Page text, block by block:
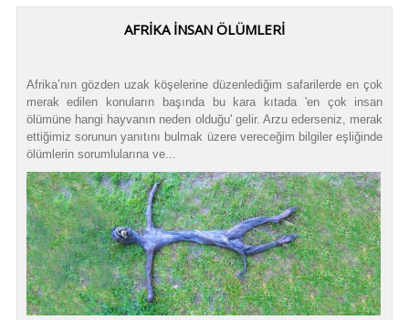
AFRİKA İNSAN ÖLÜMLERİ
Afrika’nın gözden uzak köşelerine düzenlediğim safarilerde en çok
merak edilen konuların başında bu kara kıtada 'en çok insan
ölümüne hangi hayvanın neden olduğu' gelir. Arzu ederseniz, merak
ettiğimiz sorunun yanıtını bulmak üzere vereceğim bilgiler eşliğinde
ölümlerin sorumlularına ve...